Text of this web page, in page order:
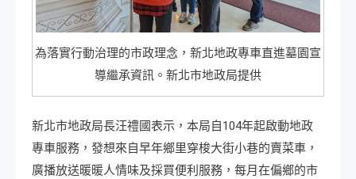
為落實行動治理的市政理念，新北地政專車直進墓園宣
導繼承資訊。新北市地政局提供
新北市地政局長汪禮國表示，本局自104年起啟動地政
專車服務，發想來自早年鄉里穿梭大街小巷的賣菜車，
廣播放送暖暖人情味及採買便利服務，每月在偏鄉的市